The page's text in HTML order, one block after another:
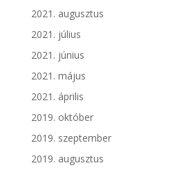
2021. augusztus
2021. július
2021. június
2021. május
2021. április
2019. október
2019. szeptember
2019. augusztus